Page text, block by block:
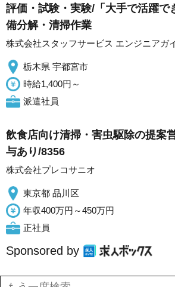
評価・試験・実験/「大手で活躍で
備分解・清掃作業
株式会社スタッフサービス エンジニアガ
栃木県 宇都宮市
時給1,400円～
派遣社員
飲食店向け清掃・害虫駆除の提案
与あり/8356
株式会社プレコサニオ
東京都 品川区
年収400万円～450万円
正社員
Sponsored by